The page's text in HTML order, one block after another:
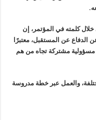
كلمته في المؤتمر، إن
الدفاع عن المستقبل، معتبرًا
مسؤولية مشتركة تجاه من هم
والعمل عبر خطة مدروسة